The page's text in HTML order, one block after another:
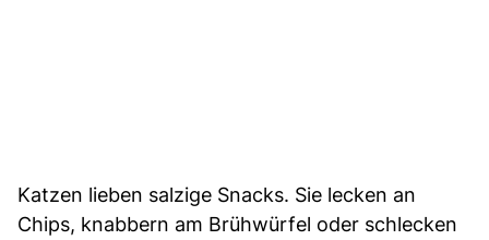
Katzen lieben salzige Snacks. Sie lecken an
Chips, knabbern am Brühwürfel oder schlecken